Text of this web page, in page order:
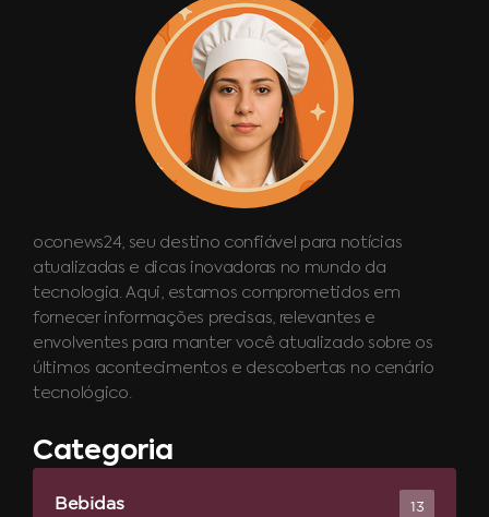
oconews24, seu destino confiável para notícias
atualizadas e dicas inovadoras no mundo da
tecnologia. Aqui, estamos comprometidos em
fornecer informações precisas, relevantes e
envolventes para manter você atualizado sobre os
últimos acontecimentos e descobertas no cenário
tecnológico.
Categoria
Bebidas 13